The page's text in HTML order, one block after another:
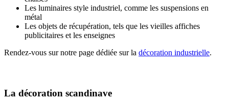
Les luminaires style industriel, comme les suspensions en
métal
Les objets de récupération, tels que les vieilles affiches
publicitaires et les enseignes
Rendez-vous sur notre page dédiée sur la décoration industrielle.
La décoration scandinave